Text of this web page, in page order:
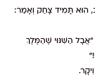
הוּא תָּמִיד צָחַק וְאָמַר:
"אֲבָל הַשִּׁנּוּי שֶׁהַמֶּלֶךְ